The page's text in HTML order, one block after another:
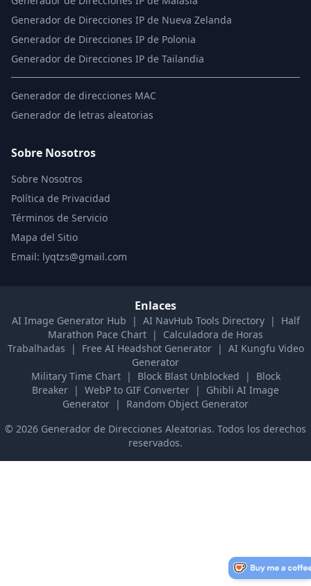
Generador de Direcciones IP de Nueva Zelanda
Generador de Direcciones IP de Polonia
Generador de Direcciones IP de Tailandia
Generador de direcciones MAC
Generador de letras aleatorias
Sobre Nosotros
Sobre Nosotros
Política de Privacidad
Términos de Servicio
Mapa del Sitio
Email: lyqtzs@gmail.com
Enlaces
AI Image Generator Hub | AI NavHub Tools Directory |
Half
Marathon Pace Chart |
Calculadora de Horas
Trabalhadas
| Free AI Headshot Generator | AI Kungfu Video
Generator
Military Time Chart
| Block Blast Unblocked |
Block
Breaker | WebP to GIF Converter |
Ghibli AI Image
Generator |
Random Object Generator
© 2026 Generador de Direcciones Aleatorias. Todos los derechos
reservados.